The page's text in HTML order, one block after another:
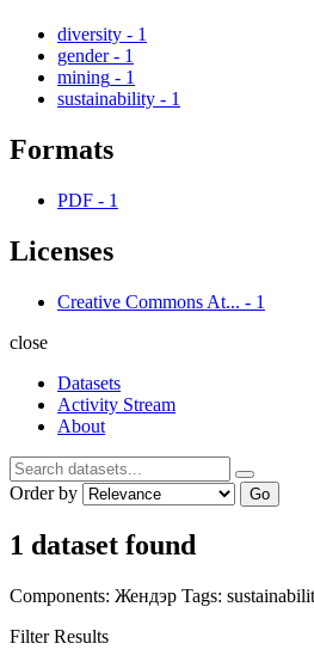
diversity - 1
gender - 1
mining - 1
sustainability - 1
Formats
PDF - 1
Licenses
Creative Commons At... - 1
close
Datasets
Activity Stream
About
Order by Go
1 dataset found
Components: Жендэр Tags:
Filter Results